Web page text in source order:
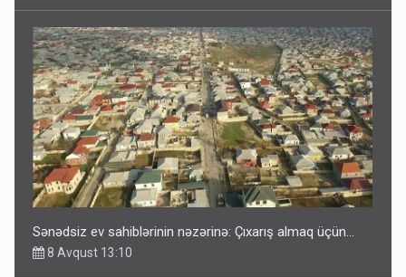
Sənədsiz ev sahiblərinin nəzərinə: Çıxarış almaq üçün...
8 Avqust 13:10